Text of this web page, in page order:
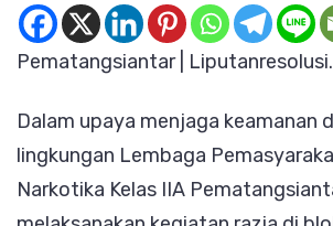
Pematangsiantar |
Dalam upaya menjaga keamanan
lingkungan Lembaga
Narkotika Kelas IIA